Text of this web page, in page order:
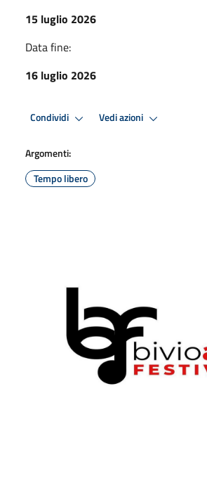
15 luglio 2026
Data fine:
16 luglio 2026
Condividi Vedi azioni
Argomenti:
Tempo libero